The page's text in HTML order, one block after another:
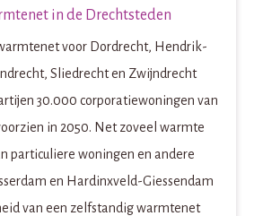
in de Drechtsteden
voor Dordrecht, Hendrik-
Sliedrecht en Zwijndrecht
30.000 corporatiewoningen van
in 2050. Net zoveel warmte
particuliere woningen en andere
en Hardinxveld-Giessendam
van een zelfstandig warmtenet